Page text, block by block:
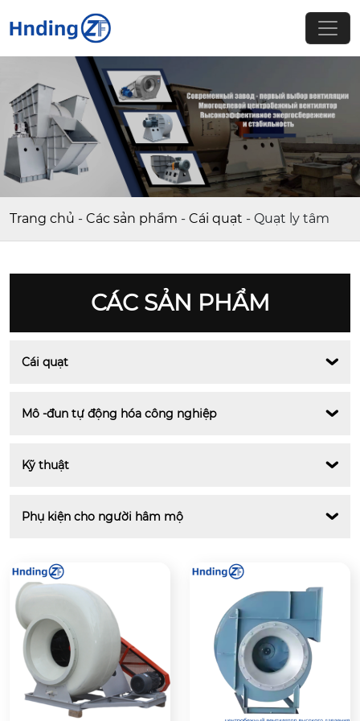
Trang chủ - Các sản phẩm - Cái quạt - Quạt ly tâm
CÁC SẢN PHẨM
Cái quạt 
Mô -đun tự động hóa công nghiệp 
Kỹ thuật 
Phụ kiện cho người hâm mộ 